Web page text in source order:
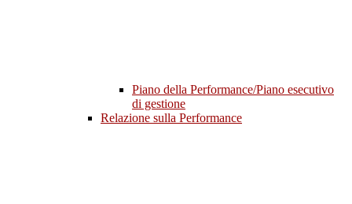
Piano della Performance/Piano esecutivo
di gestione
Relazione sulla Performance